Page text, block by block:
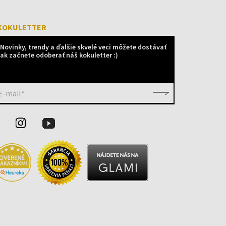
Novinky, trendy a ďalšie skvelé veci môžete dostávať
ak začnete odoberať náš kokuletter :)
mail*